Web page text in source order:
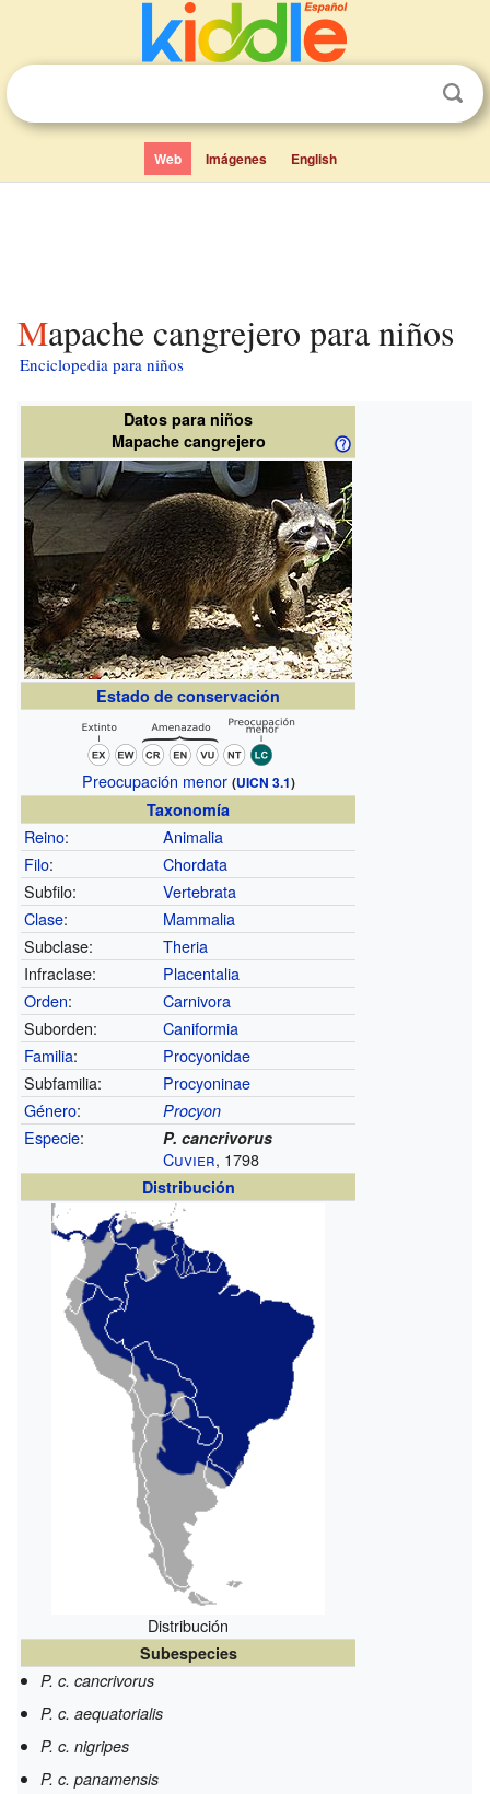
Web Imágenes English
Mapache cangrejero para niños
Enciclopedia para niños
Datos para niños
Mapache cangrejero
Estado de conservación
Preocupación menor (UICN 3.1)
Taxonomía
Reino:
Animalia
Filo:
Chordata
Subfilo:
Vertebrata
Clase:
Mammalia
Subclase:
Theria
Infraclase:
Placentalia
Orden:
Carnivora
Suborden:
Caniformia
Familia:
Procyonidae
Subfamilia:
Procyoninae
Género: Procyon
Especie: P. cancrivorus
Cuvier, 1798
Distribución
Distribución
Subespecies
P. c. cancrivorus
P. c. aequatorialis
P. c. nigripes
P. c. panamensis